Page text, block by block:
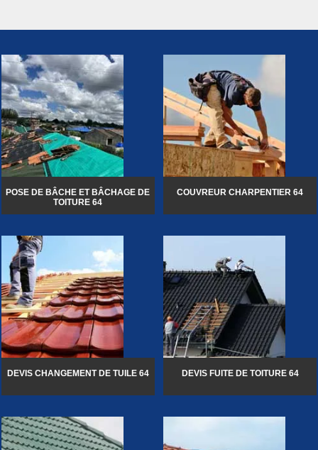
POSE DE BÂCHE ET BÂCHAGE DE
TOITURE 64
COUVREUR CHARPENTIER 64
DEVIS CHANGEMENT DE TUILE 64 DEVIS FUITE DE TOITURE 64